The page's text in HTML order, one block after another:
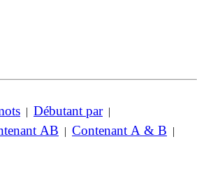
| Débutant par|
AB | Contenant A & B |